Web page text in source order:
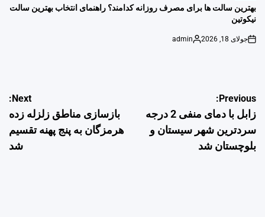
بهترین سالت ها برای مصرف روزانه کدامند؟ راهنمای انتخاب بهترین سالت
نیکوتین
on
جولای 18, 2026
Posted
admin
راهبری
نوشته
Previous:
زابل با دمای منفی 2 درجه
سردترین شهر سیستان و
بلوچستان شد
Next:
بازسازی مناطق زلزله زده
هرمزگان به پنج پهنه تقسیم
شد